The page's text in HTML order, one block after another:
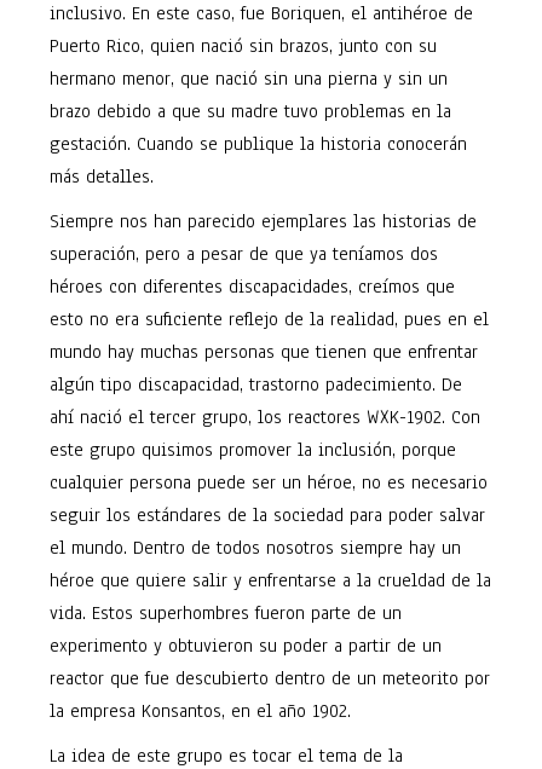
inclusivo. En este caso, fue Boriquen, el antihéroe de
Puerto Rico, quien nació sin brazos, junto con su
hermano menor, que nació sin una pierna y sin un
brazo debido a que su madre tuvo problemas en la
gestación. Cuando se publique la historia conocerán
más detalles.
Siempre nos han parecido ejemplares las historias de
superación, pero a pesar de que ya teníamos dos
héroes con diferentes discapacidades, creímos que
esto no era suficiente reflejo de la realidad, pues en el
mundo hay muchas personas que tienen que enfrentar
algún tipo discapacidad, trastorno padecimiento. De
ahí nació el tercer grupo, los reactores WXK-1902. Con
este grupo quisimos promover la inclusión, porque
cualquier persona puede ser un héroe, no es necesario
seguir los estándares de la sociedad para poder salvar
el mundo. Dentro de todos nosotros siempre hay un
héroe que quiere salir y enfrentarse a la crueldad de la
vida. Estos superhombres fueron parte de un
experimento y obtuvieron su poder a partir de un
reactor que fue descubierto dentro de un meteorito por
la empresa Konsantos, en el año 1902.
La idea de este grupo es tocar el tema de la